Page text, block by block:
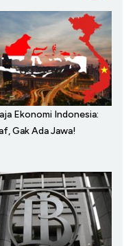
Ekonomi Indonesia:
Gak Ada Jawa!